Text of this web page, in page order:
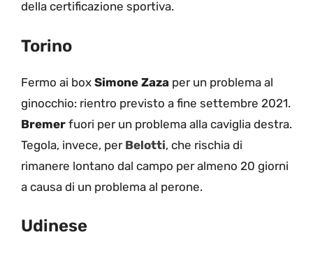
della certificazione sportiva.
Torino
Fermo ai box Simone Zaza per un problema al
ginocchio: rientro previsto a fine settembre 2021.
Bremer fuori per un problema alla caviglia destra.
Tegola, invece, per Belotti, che rischia di
rimanere lontano dal campo per almeno 20 giorni
a causa di un problema al perone.
Udinese